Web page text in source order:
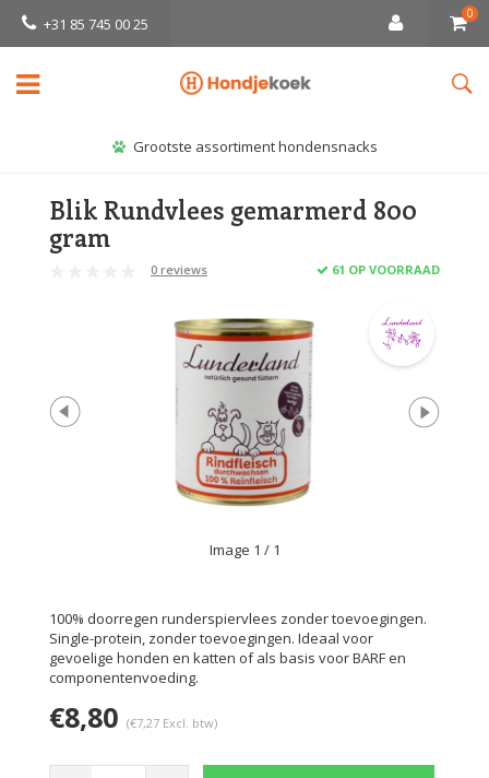
+31 85 745 00 25
0
Grootste assortiment hondensnacks
Blik Rundvlees gemarmerd 800
gram
0 reviews 61 OP VOORRAAD
Image 1 / 1
100% doorregen runderspiervlees zonder toevoegingen.
Single-protein, zonder toevoegingen. Ideaal voor
gevoelige honden en katten of als basis voor BARF en
componentenvoeding.
€8,80 (€7,27 Excl. btw)